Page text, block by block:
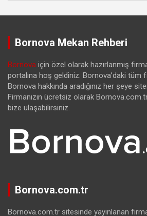
Bornova Mekan Rehberi
Bornova için özel olarak hazırlanmış
portalına hoş geldiniz. Bornova’daki tüm
Bornova hakkında aradığınız her şeye
Firmanızın ücretsiz olarak
bize ulaşabilirsiniz.
Bornova.com.tr
Bornova.com.tr sitesinde yayınlanan